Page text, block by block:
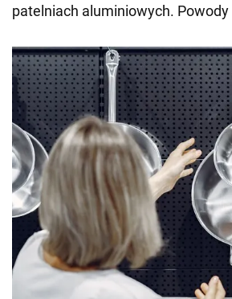
patelniach aluminiowych.